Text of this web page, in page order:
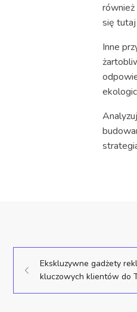
również
się
Inne
Ekskluzywne gadżety
kluczowych klientów do